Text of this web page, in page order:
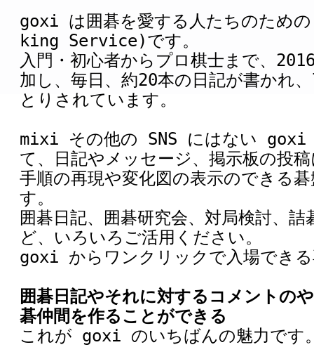
goxi は囲碁を愛する人たちのた
king Service)です。
入門・初心者からプロ棋士まで、
加し、毎日、約20本の日記が書かれ
とりされています。
mixi その他の SNS にはない goxi
て、日記やメッセージ、掲示板の投
手順の再現や変化図の表示のできる
す。
囲碁日記、囲碁研究会、対局検討、
ど、いろいろご活用ください。
goxi からワンクリックで入場でき
囲碁日記やそれに対するコメントの
碁仲間を作ることができる
これが goxi のいちばんの魅力です